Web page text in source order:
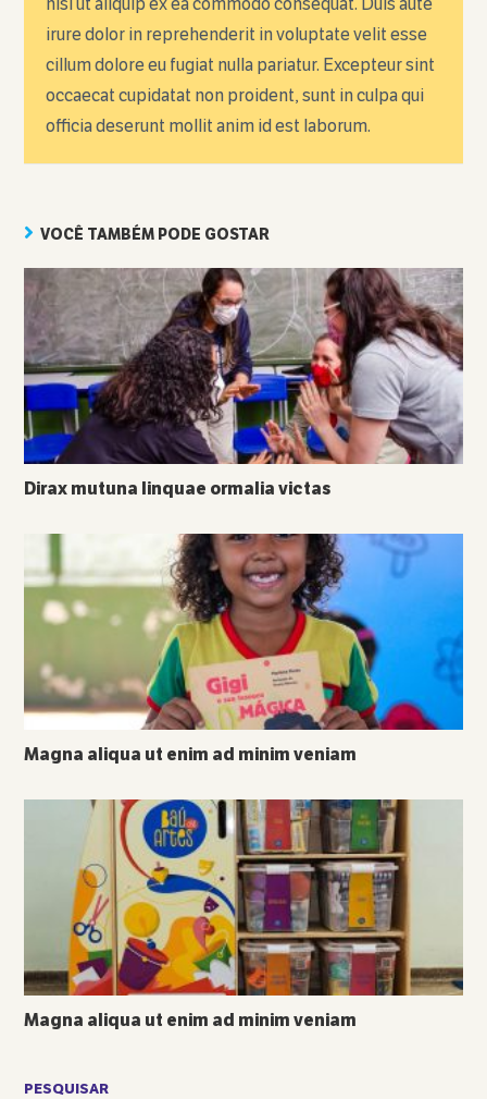
irure dolor in reprehenderit in voluptate velit esse
cillum dolore eu fugiat nulla pariatur. Excepteur sint
occaecat cupidatat non proident, sunt in culpa qui
officia deserunt mollit anim id est laborum.
VOCÊ TAMBÉM PODE GOSTAR
Dirax mutuna linquae ormalia victas
Magna aliqua ut enim ad minim veniam
Magna aliqua ut enim ad minim veniam
PESQUISAR